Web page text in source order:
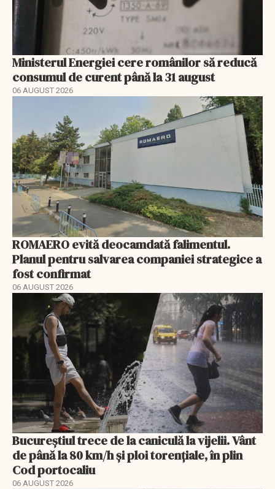
Ministerul Energiei cere românilor să reducă
consumul de curent până la 31 august
06 AUGUST 2026
ROMAERO evită deocamdată falimentul.
Planul pentru salvarea companiei strategice a
fost confirmat
06 AUGUST 2026
Bucureștiul trece de la caniculă la vijelii. Vânt
de până la 80 km/h și ploi torențiale, în plin
Cod portocaliu
06 AUGUST 2026